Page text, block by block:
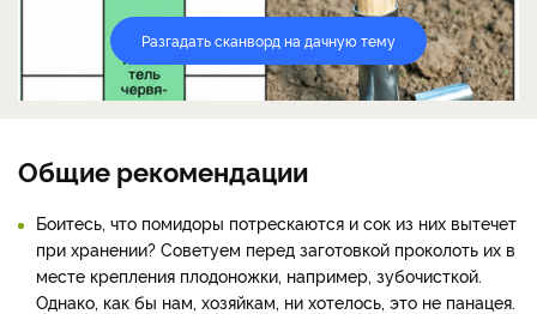
Разгадать сканворд на дачную тему
Общие рекомендации
Боитесь, что помидоры потрескаются и сок из них вытечет
при хранении? Советуем перед заготовкой проколоть их в
месте крепления плодоножки, например, зубочисткой.
Однако, как бы нам, хозяйкам, ни хотелось, это не панацея.